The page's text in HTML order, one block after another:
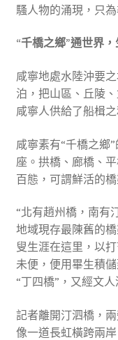
騷人物的涌現，只
“千橋之鄉”通世界
咸寧地處水陸沖要
泊，把山區、丘陵
咸寧人供給了船楫
咸寧素有“千橋之鄉
座。拱橋、廊橋、
百態，可謂鮮活的
“北有趙州橋，南有
地域現存最陳舊的
叟生涯在這里，以
未便，便用畢生積
“丁四橋”，又經文
記者離開汀泗橋，
像一道長虹橫跨兩